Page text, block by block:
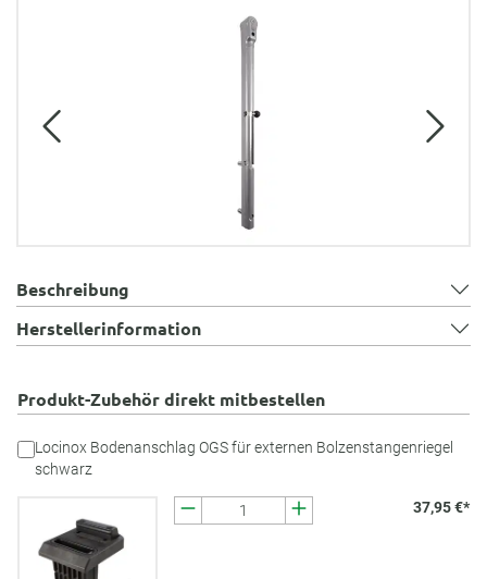
Beschreibung
Herstellerinformation
Produkt-Zubehör direkt mitbestellen
Locinox Bodenanschlag OGS für externen Bolzenstangenriegel
schwarz
37,95 €*